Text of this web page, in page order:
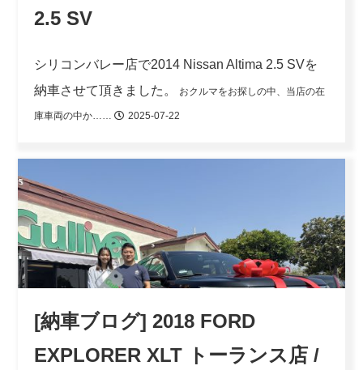
2.5 SV
シリコンバレー店で2014 Nissan Altima 2.5 SVを
納車させて頂きました。
おクルマをお探しの中、当店の在
庫車両の中か…… 2025-07-22
[納車ブログ] 2018 FORD
EXPLORER XLT トーランス店 /